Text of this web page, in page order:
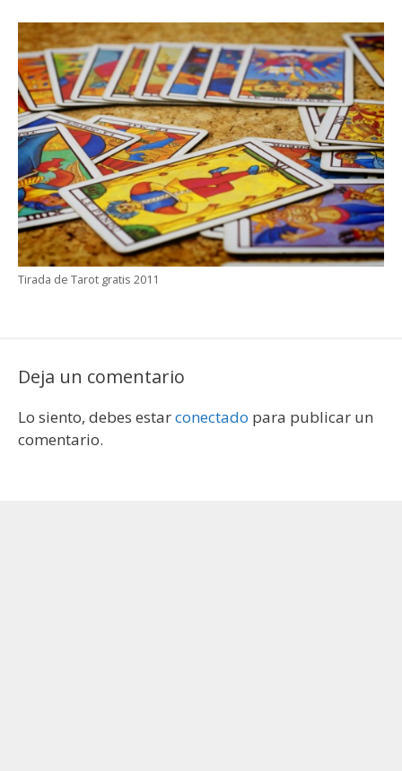
Tirada de Tarot gratis 2011
Deja un comentario
Lo siento, debes estarconectado para publicar un
comentario.